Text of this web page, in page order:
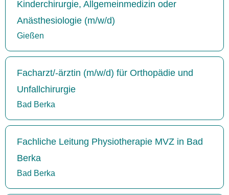
Kinderchirurgie, Allgemeinmedizin oder
Anästhesiologie (m/w/d)
Gießen
Facharzt/-ärztin (m/w/d) für Orthopädie und
Unfallchirurgie
Bad Berka
Fachliche Leitung Physiotherapie MVZ in Bad
Berka
Bad Berka